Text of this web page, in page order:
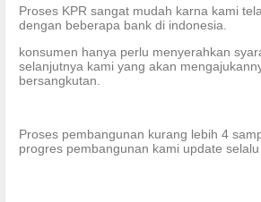
Proses KPR sangat mudah karna kami
dengan beberapa bank di indonesia.
konsumen hanya perlu menyerahkan
selanjutnya kami yang akan
bersangkutan.
Proses pembangunan kurang lebih 4
progres pembangunan kami update selalu